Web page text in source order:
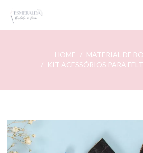
HOME
MATERIAL DE
KIT ACESSÓRIOS PARA